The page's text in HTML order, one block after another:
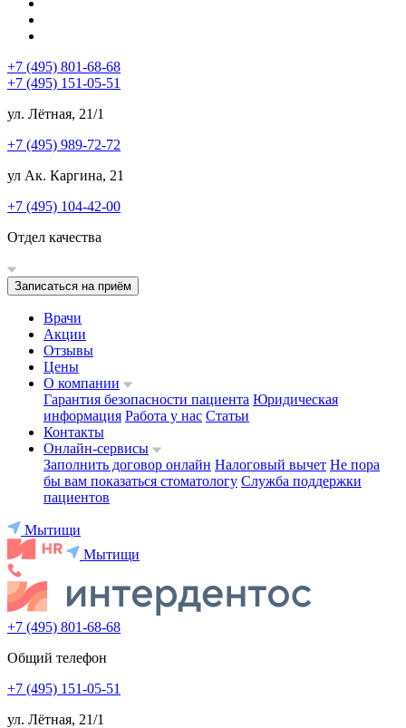
+7 (495) 801-68-68
+7 (495) 151-05-51
ул. Лётная, 21/1
+7 (495) 989-72-72
ул Ак. Каргина, 21
+7 (495) 104-42-00
Отдел качества
Записаться на приём
Врачи
Акции
Отзывы
Цены
О компании
Гарантия безопасности пациента Юридическая
информация Работа у нас Статьи
Контакты
Онлайн-сервисы
Заполнить договор онлайн Налоговый вычет Не пора
бы вам показаться стоматологу Служба поддержки
пациентов
Мытищи
Мытищи
+7 (495) 801-68-68
Общий телефон
+7 (495) 151-05-51
ул. Лётная, 21/1